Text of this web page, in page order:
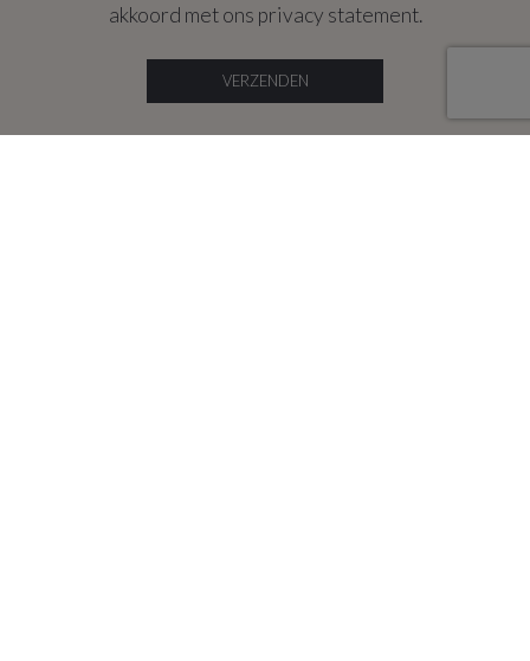
akkoord met ons privacy statement.
VERZENDEN